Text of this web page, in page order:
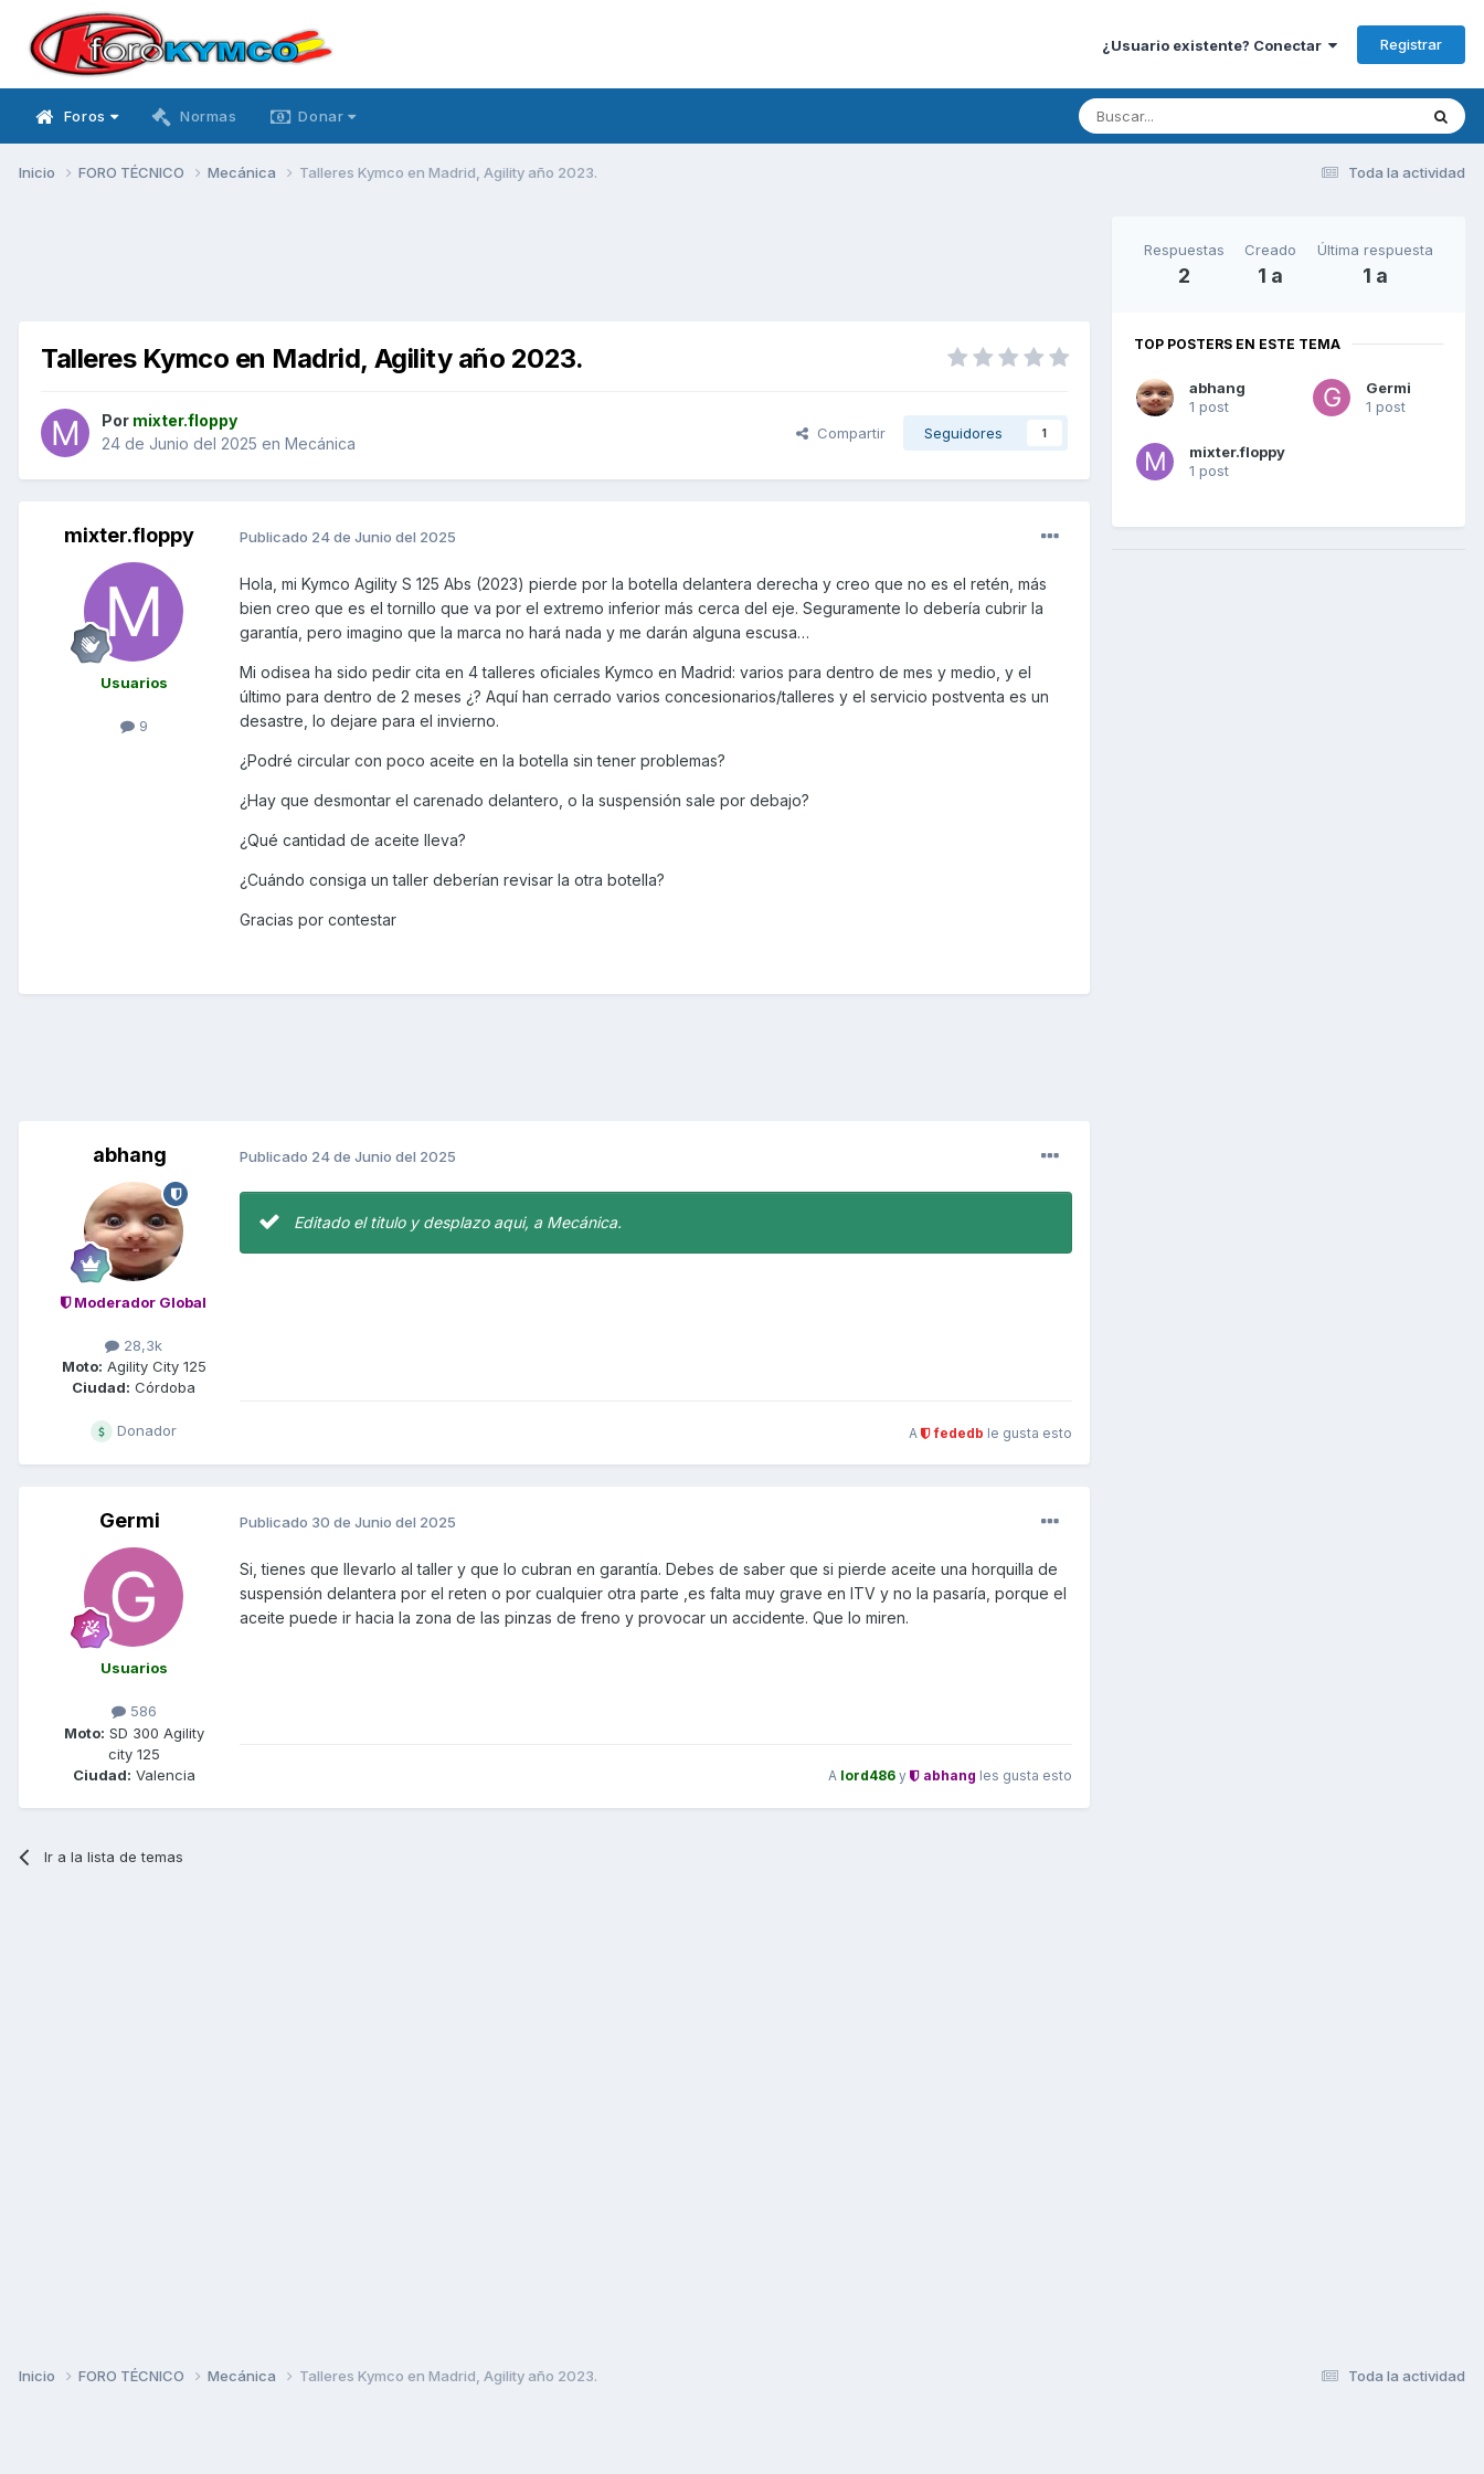
¿Usuario existente? Conectar Registrar
Foros Normas Donar
Toda la actividad
Inicio FORO TÉCNICO Mecánica Talleres Kymco en Madrid, Agility año 2023.
Talleres Kymco en Madrid, Agility año 2023.
Por mixter.floppy
24 de Junio del 2025 en Mecánica
Compartir Seguidores 1
mixter.floppy
Usuarios
9
Publicado 24 de Junio del 2025
Hola, mi Kymco Agility S 125 Abs (2023) pierde por la botella delantera derecha y creo que no es el retén, más
bien creo que es el tornillo que va por el extremo inferior más cerca del eje. Seguramente lo debería cubrir la
garantía, pero imagino que la marca no hará nada y me darán alguna escusa…
Mi odisea ha sido pedir cita en 4 talleres oficiales Kymco en Madrid: varios para dentro de mes y medio, y el
último para dentro de 2 meses ¿? Aquí han cerrado varios concesionarios/talleres y el servicio postventa es un
desastre, lo dejare para el invierno.
¿Podré circular con poco aceite en la botella sin tener problemas?
¿Hay que desmontar el carenado delantero, o la suspensión sale por debajo?
¿Qué cantidad de aceite lleva?
¿Cuándo consiga un taller deberían revisar la otra botella?
Gracias por contestar
abhang
Moderador Global
28,3k
Moto: Agility City 125
Ciudad: Córdoba
Donador
Publicado 24 de Junio del 2025
Editado el titulo y desplazo aqui, a Mecánica.
A fededb le gusta esto
Germi
Usuarios
586
Moto: SD 300 Agility
city 125
Ciudad: Valencia
Publicado 30 de Junio del 2025
Si, tienes que llevarlo al taller y que lo cubran en garantía. Debes de saber que si pierde aceite una horquilla de
suspensión delantera por el reten o por cualquier otra parte ,es falta muy grave en ITV y no la pasaría, porque el
aceite puede ir hacia la zona de las pinzas de freno y provocar un accidente. Que lo miren.
A lord486 y abhang les gusta esto
Ir a la lista de temas
Respuestas
2
Creado
1 a
Última respuesta
1 a
TOP POSTERS EN ESTE TEMA
abhang
1 post
Germi
1 post
mixter.floppy
1 post
Toda la actividad
Inicio FORO TÉCNICO Mecánica Talleres Kymco en Madrid, Agility año 2023.